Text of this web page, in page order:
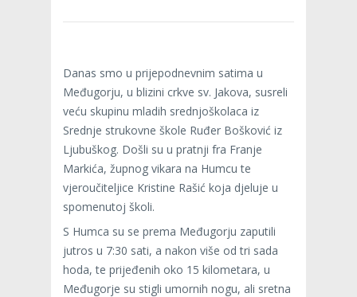
Danas smo u prijepodnevnim satima u
Međugorju, u blizini crkve sv. Jakova, susreli
veću skupinu mladih srednjoškolaca iz
Srednje strukovne škole Ruđer Bošković iz
Ljubuškog. Došli su u pratnji fra Franje
Markića, župnog vikara na Humcu te
vjeroučiteljice Kristine Rašić koja djeluje u
spomenutoj školi.
S Humca su se prema Međugorju zaputili
jutros u 7:30 sati, a nakon više od tri sada
hoda, te prijeđenih oko 15 kilometara, u
Međugorje su stigli umornih nogu, ali sretna